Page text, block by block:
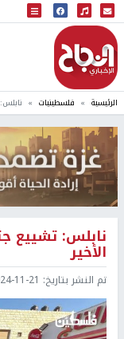
البث المباشر
إذاعة النجاح
الرئيسية فلسطينيات
نابلس: تشييع
الأخير
تم النشر بتاريخ: 11-21 11:51